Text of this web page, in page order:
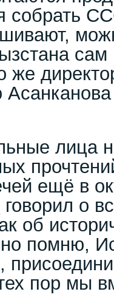
собрать
сам
же
лица
ещё в
говорил о
об
помню,
пор мы